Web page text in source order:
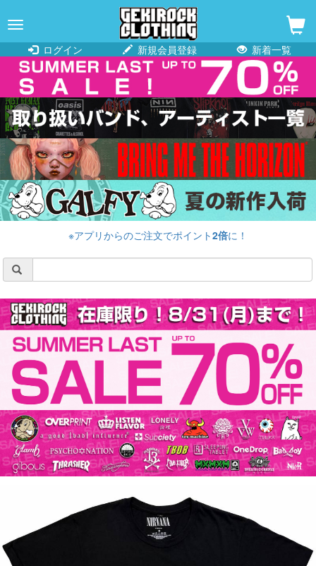
navigation
ログイン
新規会員登録 新着一覧
※アプリからのご注文でポイント2倍に！